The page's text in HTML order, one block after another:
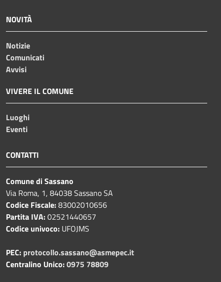
NOVITÀ
Notizie
Comunicati
Avvisi
VIVERE IL COMUNE
Luoghi
Eventi
CONTATTI
Comune di Sassano
Via Roma, 1, 84038 Sassano SA
Codice Fiscale:83002010656
Partita IVA:02521440657
Codice univoco: UFOJMS
PEC: protocollo.sassano@asmepec.it
Centralino Unico:0975 78809